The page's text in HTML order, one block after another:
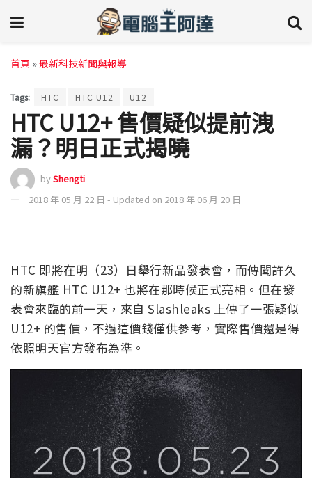
首頁 »最新科技新聞與報導
Tags: HTC HTC U12 U12
HTC U12+ 售價疑似提前洩
漏？明日正式揭曉
byShengti
2018 年 05 月 22 日 - Updated on 2018 年 06 月 20 日
HTC 即將在明（23）日舉行新品發表會，而傳聞許久
的新旗艦 HTC U12+ 也將在那時候正式亮相。但在發
表會來臨的前一天，來自 Slashleaks 上傳了一張疑似
U12+ 的售價，不過這價錢僅供參考，實際售價還是得
依照明天官方發布為準。